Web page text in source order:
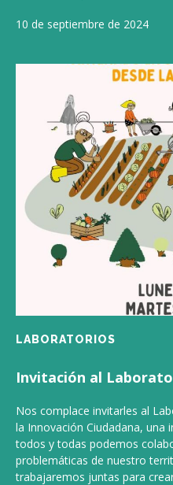
10 de septiembre de 2024
LABORATORIOS
Invitación al
Nos complace invitarles al
la Innovación Ciudadana, una
todos y todas podemos
problemáticas de nuestro
trabajaremos juntas para